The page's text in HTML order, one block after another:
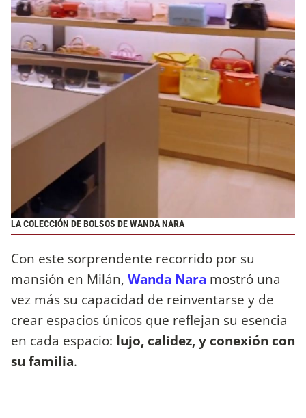
LA COLECCIÓN DE BOLSOS DE WANDA NARA
Con este sorprendente recorrido por su
mansión en Milán, Wanda Nara mostró una
vez más su capacidad de reinventarse y de
crear espacios únicos que reflejan su esencia
en cada espacio: lujo, calidez, y conexión con
su familia.